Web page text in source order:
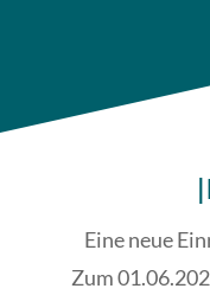
Eine neue
Zum